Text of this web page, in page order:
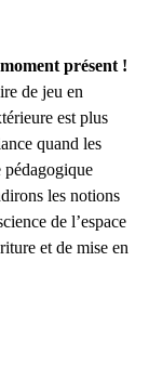
présent !
de jeu en
est plus
quand les
pédagogique
les notions
de l’espace
et de mise en